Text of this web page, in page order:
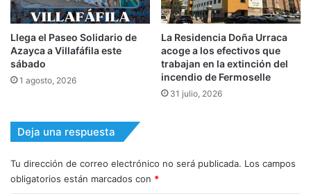
Llega el Paseo Solidario de
Azayca a Villafáfila este
sábado
1 agosto, 2026
La Residencia Doña Urraca
acoge a los efectivos que
trabajan en la extinción del
incendio de Fermoselle
31 julio, 2026
Deja una respuesta
Tu dirección de correo electrónico no será publicada. Los campos
obligatorios están marcados con *